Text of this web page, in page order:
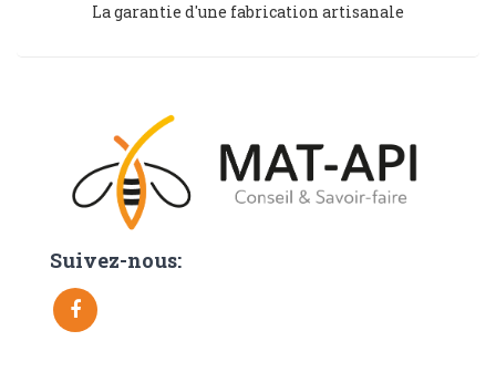
La garantie d'une fabrication artisanale
Suivez-nous: